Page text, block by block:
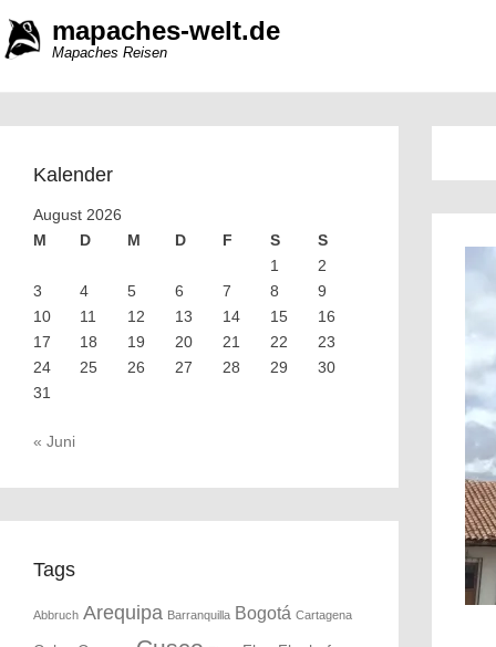
mapaches-welt.de
Mapaches Reisen
Kalender
August 2026
M
D M D F S
S
1
2
3
4 5 6 7 8
9
10
11 12 13 14 15
16
17
18 19 20 21 22
23
24
25 26 27 28 29
30
31
« Juni
Tags
Abbruch Arequipa Barranquilla Bogotá Cartagena